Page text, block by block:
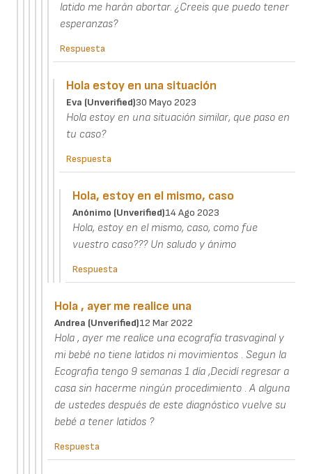
latido me harán abortar. ¿Creeis que puedo tener
esperanzas?
Respuesta
Hola estoy en una situación
Eva (unverified)30 Mayo 2023
Hola estoy en una situación similar, que paso en
tu caso?
Respuesta
Hola, estoy en el mismo, caso
Anónimo (unverified)14 Ago 2023
Hola, estoy en el mismo, caso, como fue
vuestro caso??? Un saludo y ánimo
Respuesta
Hola , ayer me realice una
Andrea (unverified)12 Mar 2022
Hola , ayer me realice una ecografía trasvaginal y
mi bebé no tiene latidos ni movimientos . Segun la
Ecografia tengo 9 semanas 1 día ,Decidí regresar a
casa sin hacerme ningún procedimiento . A alguna
de ustedes después de este diagnóstico vuelve su
bebé a tener latidos ?
Respuesta